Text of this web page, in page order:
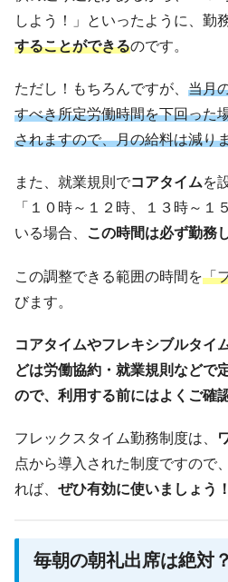
しよう！」といったように、勤
することができるのです。
ただし！もちろんですが、 当月
すべき所定労働時間を下回った
されますので、月の給料は減り
また、就業規則でコアタイムを
「１０時～１２時、１３時～１
いる場合、
この時間は必ず勤務
この調整できる範囲の時間を「
びます。
コアタイムやフレキシブルタイ
どは労働協約・就業規則などで
ので、利用する前にはよくご確
フレックスタイム勤務制度は、
点から導入された制度ですので
れば、 ぜひ有効に使いましょう！
毎朝の朝礼出席は絶対？